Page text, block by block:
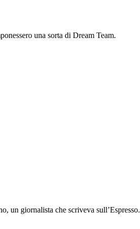
una sorta di Dream Team.
un giornalista che scriveva sull’Espresso.